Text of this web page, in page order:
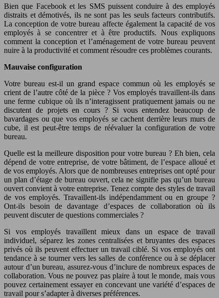
Bien que Facebook et les SMS puissent conduire à des employés
distraits et démotivés, ils ne sont pas les seuls facteurs contributifs.
La conception de votre bureau affecte également la capacité de vos
employés à se concentrer et à être productifs. Nous expliquons
comment la conception et l’aménagement de votre bureau peuvent
nuire à la productivité et comment résoudre ces problèmes courants.
Mauvaise configuration
Votre bureau est-il un grand espace commun où les employés se
crient de l’autre côté de la pièce ? Vos employés travaillent-ils dans
une ferme cubique où ils n’interagissent pratiquement jamais ou ne
discutent de projets en cours ? Si vous entendez beaucoup de
bavardages ou que vos employés se cachent derrière leurs murs de
cube, il est peut-être temps de réévaluer la configuration de votre
bureau.
Quelle est la meilleure disposition pour votre bureau ? Eh bien, cela
dépend de votre entreprise, de votre bâtiment, de l’espace alloué et
de vos employés. Alors que de nombreuses entreprises ont opté pour
un plan d’étage de bureau ouvert, cela ne signifie pas qu’un bureau
ouvert convient à votre entreprise. Tenez compte des styles de travail
de vos employés. Travaillent-ils indépendamment ou en groupe ?
Ont-ils besoin de davantage d’espaces de collaboration où ils
peuvent discuter de questions commerciales ?
Si vos employés travaillent mieux dans un espace de travail
individuel, séparez les zones centralisées et bruyantes des espaces
privés où ils peuvent effectuer un travail ciblé. Si vos employés ont
tendance à se tourner vers les salles de conférence ou à se déplacer
autour d’un bureau, assurez-vous d’inclure de nombreux espaces de
collaboration. Vous ne pouvez pas plaire à tout le monde, mais vous
pouvez certainement essayer en concevant une variété d’espaces de
travail pour s’adapter à diverses préférences.